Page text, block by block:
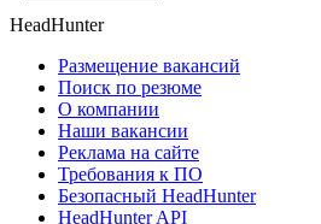
HeadHunter
Размещение вакансий
Поиск по резюме
О компании
Наши вакансии
Реклама на сайте
Требования к ПО
Безопасный HeadHunter
HeadHunter API